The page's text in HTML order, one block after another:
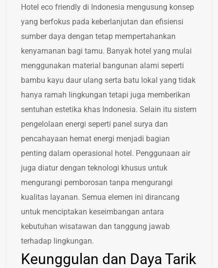
Hotel eco friendly di Indonesia mengusung konsep
yang berfokus pada keberlanjutan dan efisiensi
sumber daya dengan tetap mempertahankan
kenyamanan bagi tamu. Banyak hotel yang mulai
menggunakan material bangunan alami seperti
bambu kayu daur ulang serta batu lokal yang tidak
hanya ramah lingkungan tetapi juga memberikan
sentuhan estetika khas Indonesia. Selain itu sistem
pengelolaan energi seperti panel surya dan
pencahayaan hemat energi menjadi bagian
penting dalam operasional hotel. Penggunaan air
juga diatur dengan teknologi khusus untuk
mengurangi pemborosan tanpa mengurangi
kualitas layanan. Semua elemen ini dirancang
untuk menciptakan keseimbangan antara
kebutuhan wisatawan dan tanggung jawab
terhadap lingkungan.
Keunggulan dan Daya Tarik